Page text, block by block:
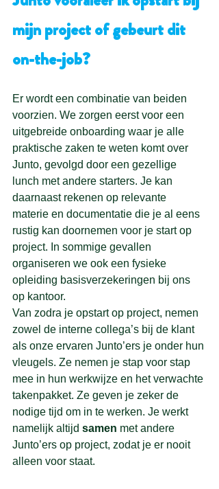
mijn project of gebeurt dit
on-the-job?
Er wordt een combinatie van beiden
voorzien. We zorgen eerst voor een
uitgebreide onboarding waar je alle
praktische zaken te weten komt over
Junto, gevolgd door een gezellige
lunch met andere starters. Je kan
daarnaast rekenen op relevante
materie en documentatie die je al eens
rustig kan doornemen voor je start op
project. In sommige gevallen
organiseren we ook een fysieke
opleiding basisverzekeringen bij ons
op kantoor.
Van zodra je opstart op project, nemen
zowel de interne collega’s bij de klant
als onze ervaren Junto’ers je onder hun
vleugels. Ze nemen je stap voor stap
mee in hun werkwijze en het verwachte
takenpakket. Ze geven je zeker de
nodige tijd om in te werken. Je werkt
namelijk altijd samen met andere
Junto’ers op project, zodat je er nooit
alleen voor staat.